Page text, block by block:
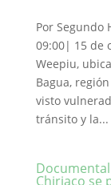
Por Segundo
09:00| 15 de
Weepiu,
Bagua,
visto
tránsito y la...
Chiriaco se